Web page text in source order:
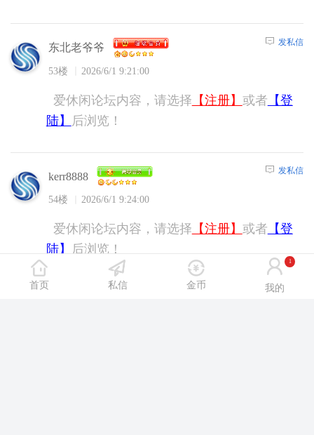
东北老爷爷
53楼 2026/6/1 9:21:00
发私信
爱休闲论坛内容，请选择 【注册】 或者 【登
陆】
后浏览！
kerr8888
54楼 2026/6/1 9:24:00
发私信
爱休闲论坛内容，请选择 【注册】 或者 【登
陆】
后浏览！
首页 私信 金币 我的
1